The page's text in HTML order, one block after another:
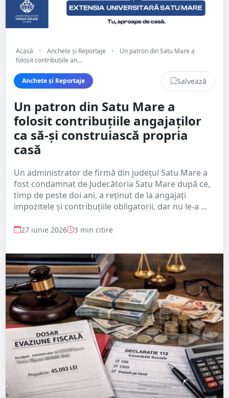
Acasă • Anchete și Reportaje •
Un patron din Satu Mare a
folosit contribuțiile an...
Anchete și Reportaje Salvează
Un patron din Satu Mare a
folosit contribuțiile angajaților
ca să-și construiască propria
casă
Un administrator de firmă din județul Satu Mare a
fost condamnat de Judecătoria Satu Mare după ce,
timp de peste doi ani, a reținut de la angajați
impozitele și contribuțiile obligatorii, dar nu le-a ...
27 iunie 2026 3 min citire